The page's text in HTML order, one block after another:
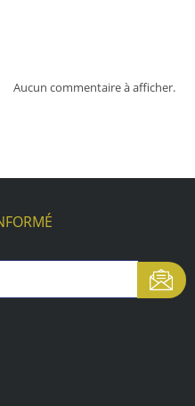
Aucun commentaire à afficher.